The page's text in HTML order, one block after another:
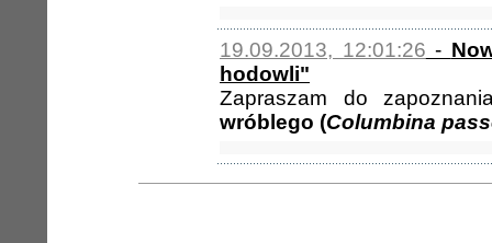
19.09.2013, 12:01:26 -
hodowli"
Zapraszam do
wróblego (Columbina